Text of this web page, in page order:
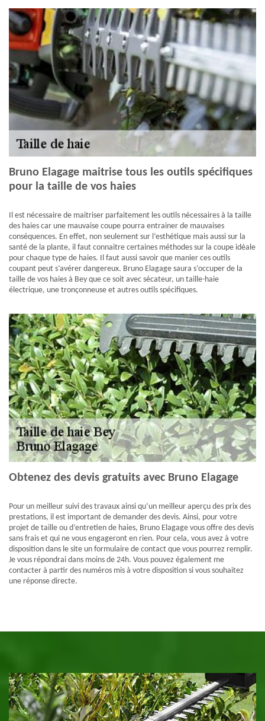
Bruno Elagage maitrise tous les outils spécifiques
pour la taille de vos haies
Il est nécessaire de maitriser parfaitement les outils nécessaires à la taille
des haies car une mauvaise coupe pourra entrainer de mauvaises
conséquences. En effet, non seulement sur l’esthétique mais aussi sur la
santé de la plante, il faut connaitre certaines méthodes sur la coupe idéale
pour chaque type de haies. Il faut aussi savoir que manier ces outils
coupant peut s’avérer dangereux. Bruno Elagage saura s’occuper de la
taille de vos haies à Bey que ce soit avec sécateur, un taille-haie
électrique, une tronçonneuse et autres outils spécifiques.
Obtenez des devis gratuits avec Bruno Elagage
Pour un meilleur suivi des travaux ainsi qu’un meilleur aperçu des prix des
prestations, il est important de demander des devis. Ainsi, pour votre
projet de taille ou d’entretien de haies, Bruno Elagage vous offre des devis
sans frais et qui ne vous engageront en rien. Pour cela, vous avez à votre
disposition dans le site un formulaire de contact que vous pourrez remplir.
Je vous répondrai dans moins de 24h. Vous pouvez également me
contacter à partir des numéros mis à votre disposition si vous souhaitez
une réponse directe.